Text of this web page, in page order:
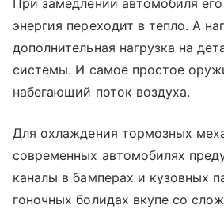
При замедлении автомобиля
энергия переходит в тепло. А
дополнительная нагрузка на
системы. И самое простое
набегающий поток воздуха.
Для охлаждения тормозных
современных автомобилях
каналы в бамперах и кузовных
гоночных болидах вкупе со